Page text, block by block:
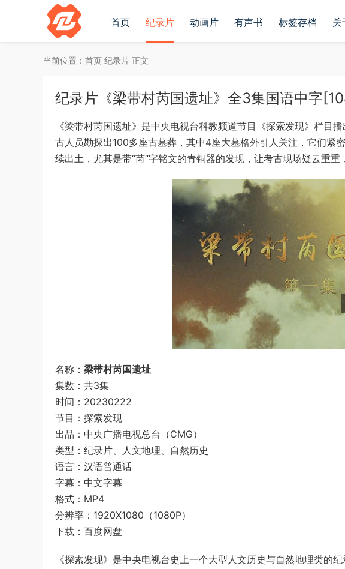
首页 纪录片 动画片 有声书 标签存档 关
当前位置： 首页 纪录片 正文
纪录片《梁带村芮国遗址》全3集国语中字
《梁带村芮国遗址》是中央电视台科教频道节目《探索发现》栏目
古人员勘探出100多座古墓葬，其中4座大墓格外引人关注，它们紧
续出土，尤其是带“芮”字铭文的青铜器的发现，让考古现场疑云重
名称： 梁带村芮国遗址
集数：共3集
时间：20230222
节目：探索发现
出品：中央广播电视总台（CMG）
类型：纪录片、人文地理、自然历史
语言：汉语普通话
字幕：中文字幕
格式：MP4
分辨率：1920X1080（1080P）
下载：百度网盘
《探索发现》是中央电视台史上一个大型人文历史与自然地理类的